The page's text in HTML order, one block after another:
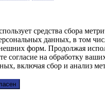
средства сбора
данных, в том
форм. Продолжая
согласие на обработку
включая сбор и анализ